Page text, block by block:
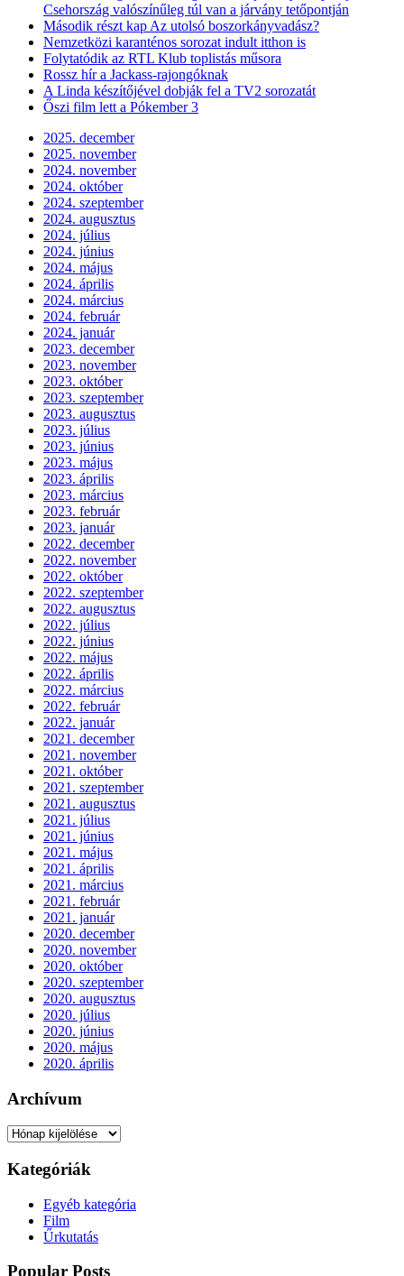
Csehország valószínűleg túl van a járvány tetőpontján
Második részt kap Az utolsó boszorkányvadász?
Nemzetközi karanténos sorozat indult itthon is
Folytatódik az RTL Klub toplistás műsora
Rossz hír a Jackass-rajongóknak
A Linda készítőjével dobják fel a TV2 sorozatát
Őszi film lett a Pókember 3
2025. december
2025. november
2024. november
2024. október
2024. szeptember
2024. augusztus
2024. július
2024. június
2024. május
2024. április
2024. március
2024. február
2024. január
2023. december
2023. november
2023. október
2023. szeptember
2023. augusztus
2023. július
2023. június
2023. május
2023. április
2023. március
2023. február
2023. január
2022. december
2022. november
2022. október
2022. szeptember
2022. augusztus
2022. július
2022. június
2022. május
2022. április
2022. március
2022. február
2022. január
2021. december
2021. november
2021. október
2021. szeptember
2021. augusztus
2021. július
2021. június
2021. május
2021. április
2021. március
2021. február
2021. január
2020. december
2020. november
2020. október
2020. szeptember
2020. augusztus
2020. július
2020. június
2020. május
2020. április
Archívum
Archívum
Kategóriák
Egyéb kategória
Film
Űrkutatás
Popular Posts